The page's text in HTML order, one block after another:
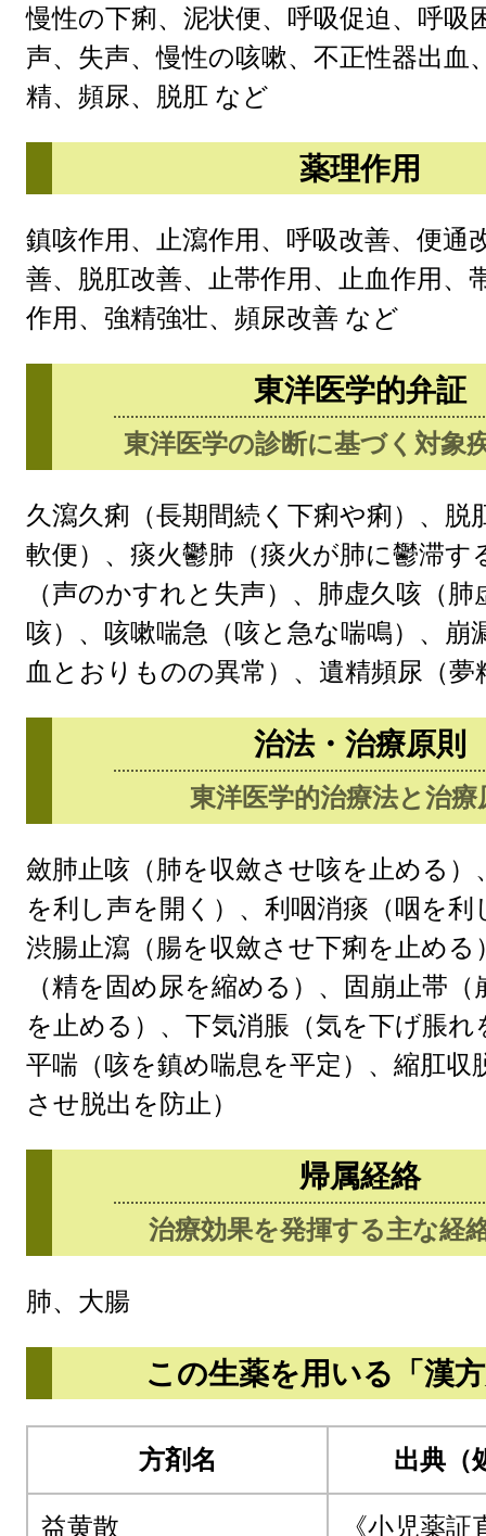
慢性の下痢、泥状便、呼吸促迫、呼吸
声、失声、慢性の咳嗽、不正性器出血
精、頻尿、脱肛 など
薬理作用
鎮咳作用、止瀉作用、呼吸改善、便通
善、脱肛改善、止帯作用、止血作用、
作用、強精強壮、頻尿改善 など
東洋医学的弁証
東洋医学の診断に基づく対象
久瀉久痢（長期間続く下痢や痢）、脱
軟便）、痰火鬱肺（痰火が肺に鬱滞す
（声のかすれと失声）、肺虚久咳（
咳）、咳嗽喘急（咳と急な喘鳴）、崩
血とおりものの異常）、遺精頻尿（夢
治法・治療原則
東洋医学的治療法と治療
斂肺止咳（肺を収斂させ咳を止める）
を利し声を開く）、利咽消痰（咽を利
渋腸止瀉（腸を収斂させ下痢を止める
（精を固め尿を縮める）、固崩止帯
を止める）、下気消脹（気を下げ脹れ
平喘（咳を鎮め喘息を平定）、縮肛収
させ脱出を防止）
帰属経絡
治療効果を発揮する主な経
肺、大腸
この生薬を用いる「漢
方剤名 出典（
益黄散 《小児薬証